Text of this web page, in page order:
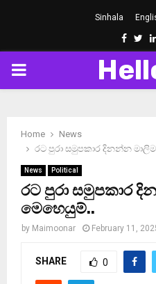
Sinhala
PRIMARY
Home
News
රට පුරා සමුපකාර දිනන්න
News Political
රට පුරා සමුපකාර
මෙහෙයුම්..
by Maimoonar February 11,
SHARE 0